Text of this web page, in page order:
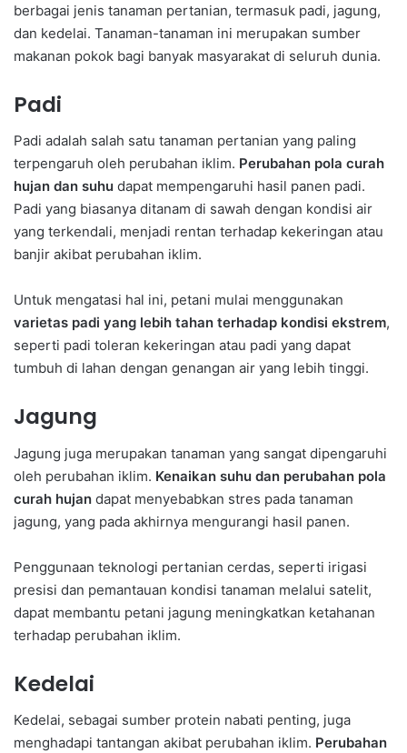
berbagai jenis tanaman pertanian, termasuk padi, jagung,
dan kedelai. Tanaman-tanaman ini merupakan sumber
makanan pokok bagi banyak masyarakat di seluruh dunia.
Padi
Padi adalah salah satu tanaman pertanian yang paling
terpengaruh oleh perubahan iklim. Perubahan pola curah
hujan dan suhu dapat mempengaruhi hasil panen padi.
Padi yang biasanya ditanam di sawah dengan kondisi air
yang terkendali, menjadi rentan terhadap kekeringan atau
banjir akibat perubahan iklim.
Untuk mengatasi hal ini, petani mulai menggunakan
varietas padi yang lebih tahan terhadap kondisi ekstrem,
seperti padi toleran kekeringan atau padi yang dapat
tumbuh di lahan dengan genangan air yang lebih tinggi.
Jagung
Jagung juga merupakan tanaman yang sangat dipengaruhi
oleh perubahan iklim. Kenaikan suhu dan perubahan pola
curah hujan dapat menyebabkan stres pada tanaman
jagung, yang pada akhirnya mengurangi hasil panen.
Penggunaan teknologi pertanian cerdas, seperti irigasi
presisi dan pemantauan kondisi tanaman melalui satelit,
dapat membantu petani jagung meningkatkan ketahanan
terhadap perubahan iklim.
Kedelai
Kedelai, sebagai sumber protein nabati penting, juga
menghadapi tantangan akibat perubahan iklim. Perubahan